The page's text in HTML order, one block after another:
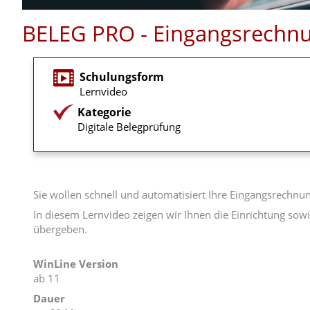
BELEG PRO -
Schulungsform
Lernvideo
Kategorie
Digitale Belegprüfung
Sie wollen schnell und automatisiert Ihre
In diesem Lernvideo zeigen wir Ihnen die Einrichtung
übergeben.
WinLine Version
ab 11
Dauer